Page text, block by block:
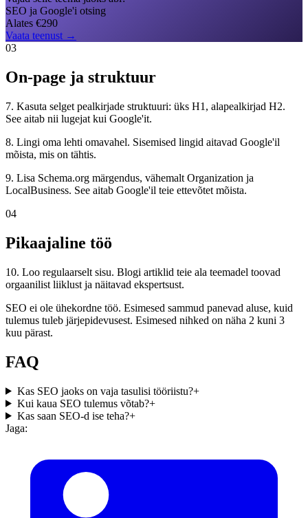
SEO ja Google'i otsing
Alates €290
Vaata teenust →
03
On-page ja struktuur
7. Kasuta selget pealkirjade struktuuri: üks H1, alapealkirjad H2.
See aitab nii lugejat kui Google'it.
8. Lingi oma lehti omavahel. Sisemised lingid aitavad Google'il
mõista, mis on tähtis.
9. Lisa Schema.org märgendus, vähemalt Organization ja
LocalBusiness. See aitab Google'il teie ettevõtet mõista.
04
Pikaajaline töö
10. Loo regulaarselt sisu. Blogi artiklid teie ala teemadel toovad
orgaanilist liiklust ja näitavad ekspertsust.
SEO ei ole ühekordne töö. Esimesed sammud panevad aluse, kuid
tulemus tuleb järjepidevusest. Esimesed nihked on näha 2 kuni 3
kuu pärast.
FAQ
Kas SEO jaoks on vaja tasulisi tööriistu?+
Kui kaua SEO tulemus võtab?+
Kas saan SEO-d ise teha?+
Jaga: